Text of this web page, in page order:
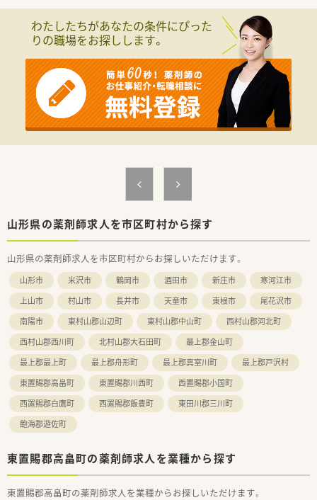
≪ 薬局特徴 ≫
水・日固定のお休みのため完全週休2日制の店舗です！
明るくキレイで清潔感あふれる店舗で、分包機導入しており、一
包化なども行っております。
小児科をメインに応需しており薬剤師は常勤2名おり、協力し合
いながら対応しております。
小さいお子様も多く、ご家族で利用されている薬局です。
≪ こんな方を歓迎します！ ≫
☆在宅医療に携わった経験がある方、あるいは興味があり今後積
★店舗展開が多い会社で、様々な店舗で経験を積んでいきたい方
☆かかりつけの経験がある方、目指していきたい方
総合病院の門前で幅広い処方に触れられる店舗です。1日あたり
40枚ほど処方箋を応需。在宅医療も実施しており、患者様のご希
望に沿って対応されています。患者様とのコミュニケーション
を大事にしていただける方歓迎します！
≪スキルアップサポートあり！≫
幅広い年齢層の薬剤師が在籍しております。中途採用の場合、
OJTで研修を実施し、丁寧にサポートいたします。経験豊富な薬
剤師の意見やノウハウを学べます。忙しくて質問しづらい、とい
う内容で悩まれている方にはお勧めの薬局です。
≪こんな方におススメ≫
★ワークライフバランスを重視したい方
★風通しの良い企業で勤めたい方
わたしたちがあなたの条件にぴった
りの職場をお探しします。
山形県の薬剤師求人を市区町村から探す
山形県の薬剤師求人を市区町村からお探しいただけます。
山形市 米沢市 鶴岡市 酒田市 新庄市
寒河江市
上山市
村山市 長井市 天童市 東根市
尾花沢市
南陽市
東村山郡山辺町 東村山郡中山町
西村山郡河北町
西村山郡西川町
北村山郡大石田町
最上郡金山町
最上郡最上町
最上郡舟形町 最上郡真室川町
最上郡戸沢村
東置賜郡高畠町
東置賜郡川西町
西置賜郡小国町
西置賜郡白鷹町
西置賜郡飯豊町
東田川郡三川町
飽海郡遊佐町
東置賜郡高畠町の薬剤師求人を業種から探す
東置賜郡高畠町の薬剤師求人を業種からお探しいただけます。